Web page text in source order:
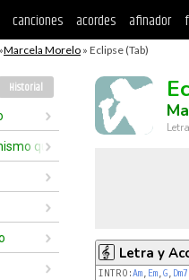
canciones acordes afinador
»Marcela Morelo » Eclipse (Tab)
Historial
que a mí
Letra y
INTRO:Am, Em,G, Dm7